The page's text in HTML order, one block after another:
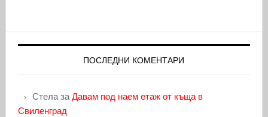
ПОСЛЕДНИ КОМЕНТАРИ
Стелаза Давам под наем етаж от къща в
Свиленград